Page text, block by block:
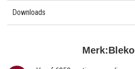
Merk:Bleko
Downloads